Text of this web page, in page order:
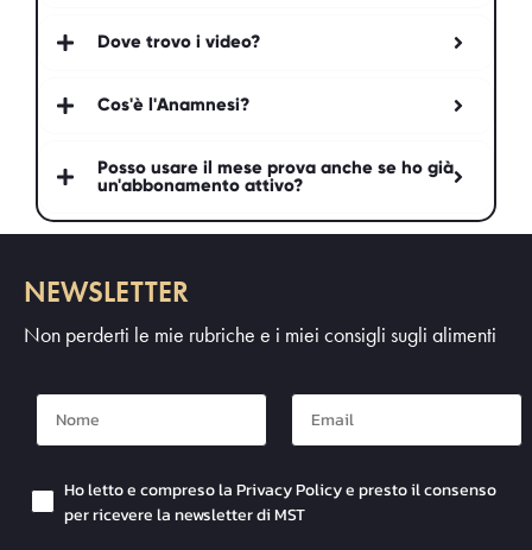
Dove trovo i video?
Cos'è l'Anamnesi?
Posso usare il mese prova anche se ho già
un'abbonamento attivo?
NEWSLETTER
Non perderti le mie rubriche e i miei consigli sugli alimenti
Nome Mail
Checkbox Privacy
Ho letto e compreso la Privacy Policy e presto il consenso
per ricevere la newsletter di MST